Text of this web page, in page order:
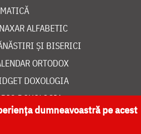
ALFABETIC
ȘI BISERICI
ORTODOX
DOXOLOGIA
DOXOLOGIA
dumneavoastră pe acest